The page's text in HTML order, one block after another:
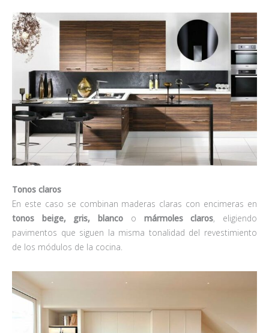
Tonos claros
En este caso se combinan maderas claras con encimeras en
tonos beige, gris,
blanco o mármoles claros, eligiendo
pavimentos que siguen la misma tonalidad del revestimiento
de los módulos de la cocina.